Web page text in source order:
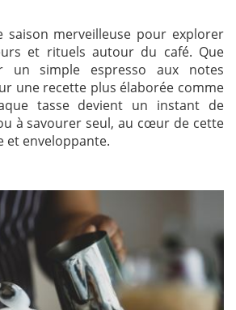
saison merveilleuse pour explorer
et rituels autour du café. Que
un simple espresso aux notes
une recette plus élaborée comme
tasse devient un instant de
à savourer seul, au cœur de cette
et enveloppante.